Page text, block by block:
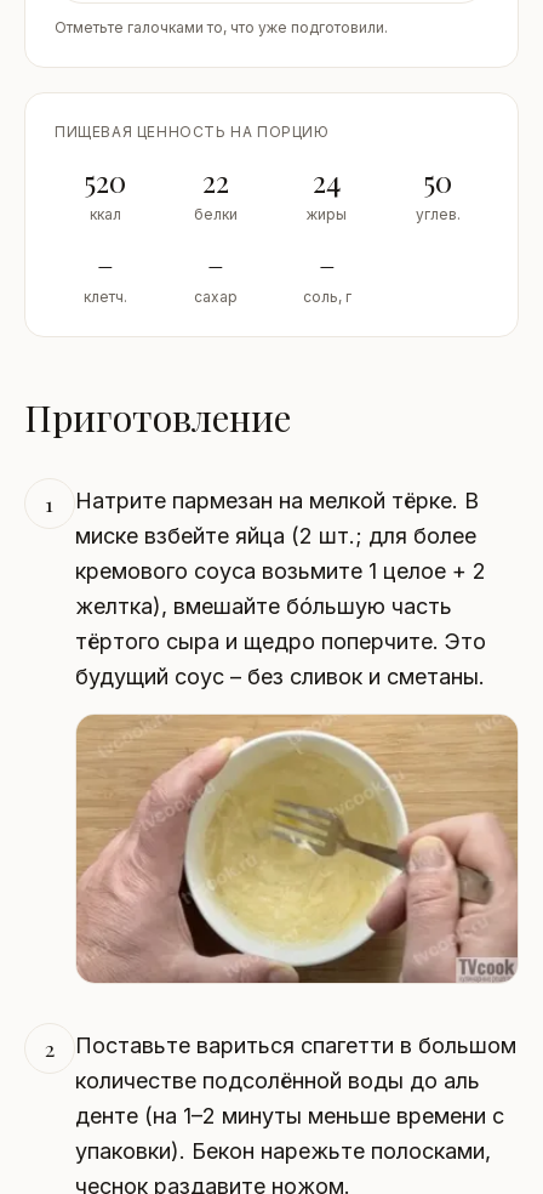
Отметьте галочками то, что уже подготовили.
ПИЩЕВАЯ ЦЕННОСТЬ НА ПОРЦИЮ
520
ккал
22
белки
24
жиры
50
углев.
–
клетч.
–
сахар
–
соль, г
Приготовление
1
Натрите пармезан на мелкой тёрке. В
миске взбейте яйца (2 шт.; для более
кремового соуса возьмите 1 целое + 2
желтка), вмешайте бóльшую часть
тёртого сыра и щедро поперчите. Это
будущий соус – без сливок и сметаны.
2
Поставьте вариться спагетти в большом
количестве подсолённой воды до аль
денте (на 1–2 минуты меньше времени с
упаковки). Бекон нарежьте полосками,
чеснок раздавите ножом.